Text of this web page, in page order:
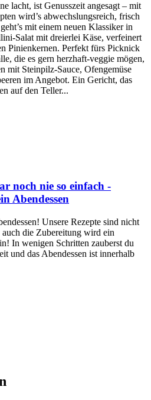
lacht, ist Genusszeit angesagt – mit
wird’s abwechslungsreich, frisch
mit einem neuen Klassiker in
Salat mit dreierlei Käse, verfeinert
Pinienkernen. Perfekt fürs Picknick
die es gern herzhaft-veggie mögen,
mit Steinpilz-Sauce, Ofengemüse
im Angebot. Ein Gericht, das
auf den Teller...
noch nie so einfach -
Abendessen
Unsere Rezepte sind nicht
die Zubereitung wird ein
In wenigen Schritten zauberst du
und das Abendessen ist innerhalb